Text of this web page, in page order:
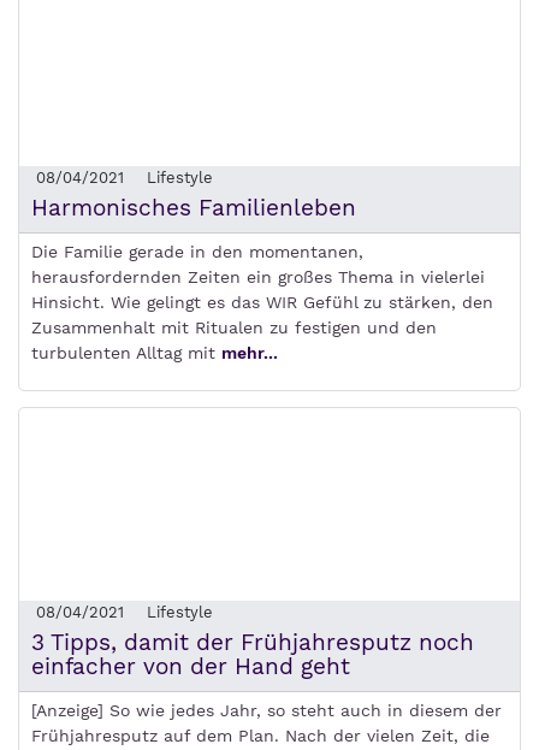
08/04/2021 Lifestyle
Harmonisches Familienleben
Die Familie gerade in den momentanen,
herausfordernden Zeiten ein großes Thema in vielerlei
Hinsicht. Wie gelingt es das WIR Gefühl zu stärken, den
Zusammenhalt mit Ritualen zu festigen und den
turbulenten Alltag mit mehr...
08/04/2021 Lifestyle
3 Tipps, damit der Frühjahresputz noch
einfacher von der Hand geht
[Anzeige] So wie jedes Jahr, so steht auch in diesem der
Frühjahresputz auf dem Plan. Nach der vielen Zeit, die